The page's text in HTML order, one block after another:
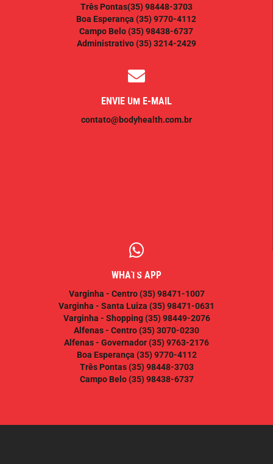
Três Pontas(35) 98448-3703
Boa Esperança (35) 9770-4112
Campo Belo(35) 98438-6737
Administrativo(35) 3214-2429
ENVIE UM E-MAIL
contato@bodyhealth.com.br
WHATS APP
Varginha - Centro(35) 98471-1007
Varginha - Santa Luiza (35) 98471-0631
Varginha - Shopping(35) 98449-2076
Alfenas - Centro(35) 3070-0230
Alfenas - Governador(35) 9763-2176
Boa Esperança (35) 9770-4112
Três Pontas(35) 98448-3703
Campo Belo(35) 98438-6737